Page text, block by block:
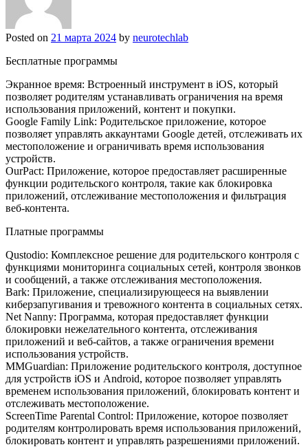
Posted on 21 марта 2024 by neurotechlab
Бесплатные программы
Экранное время: Встроенный инструмент в iOS, который
позволяет родителям устанавливать ограничения на время
использования приложений, контент и покупки.
Google Family Link: Родительское приложение, которое
позволяет управлять аккаунтами Google детей, отслеживать их
местоположение и ограничивать время использования
устройств.
OurPact: Приложение, которое предоставляет расширенные
функции родительского контроля, такие как блокировка
приложений, отслеживание местоположения и фильтрация
веб-контента.
Платные программы
Qustodio: Комплексное решение для родительского контроля с
функциями мониторинга социальных сетей, контроля звонков
и сообщений, а также отслеживания местоположения.
Bark: Приложение, специализирующееся на выявлении
киберзапугивания и тревожного контента в социальных сетях.
Net Nanny: Программа, которая предоставляет функции
блокировки нежелательного контента, отслеживания
приложений и веб-сайтов, а также ограничения времени
использования устройств.
MMGuardian: Приложение родительского контроля, доступное
для устройств iOS и Android, которое позволяет управлять
временем использования приложений, блокировать контент и
отслеживать местоположение.
ScreenTime Parental Control: Приложение, которое позволяет
родителям контролировать время использования приложений,
блокировать контент и управлять разрешениями приложений.